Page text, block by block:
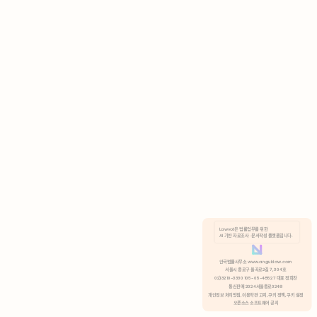
분석 쿠키 허용
Lawvot은 법률업무를 위한
AI 기반 자료조사 · 문서작성 플랫폼입니다.
안국법률사무소 www.anguklaw.com
서울시 종로구 율곡로2길 7, 304호
02)3210-3330 105-05-48527 대표 정희찬
통신판매 2024서울종로0248
개인정보 처리방침, 이용약관 고지, 쿠키 정책, 쿠키 설정
오픈소스 소프트웨어 공지